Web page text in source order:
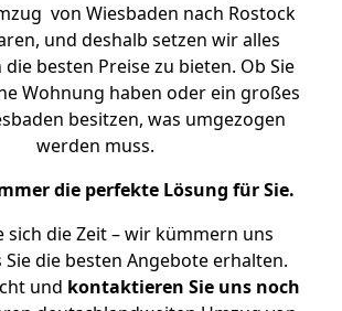
von Wiesbaden nach Rostock
und deshalb setzen wir alles
besten Preise zu bieten. Ob Sie
Wohnung haben oder ein großes
besitzen, was umgezogen
werden muss.
die perfekte Lösung für Sie.
sich die Zeit – wir kümmern uns
die besten Angebote erhalten.
und kontaktieren Sie uns noch